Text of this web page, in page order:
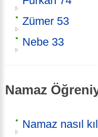
Zümer 53
Nebe 33
Namaz
Namaz nasıl